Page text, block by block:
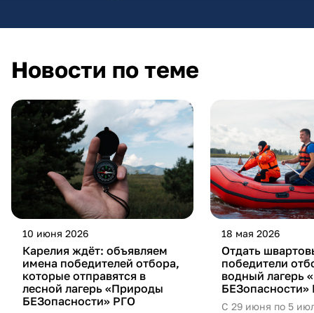
Новости по теме
10 июня 2026
Карелия ждёт: объявляем
имена победителей отбора,
которые отправятся в
лесной лагерь «Природы
БЕЗопасности» РГО
18 мая 2026
Отдать
победители
водный лагерь
БЕЗопасности»
С 29 июня по 5